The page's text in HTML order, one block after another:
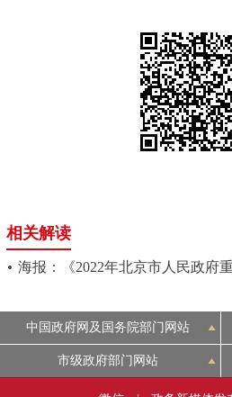
相关解读
海报：《2022年北京市人民政府
中国政府网及国务院部门网站
市级政府部门网站